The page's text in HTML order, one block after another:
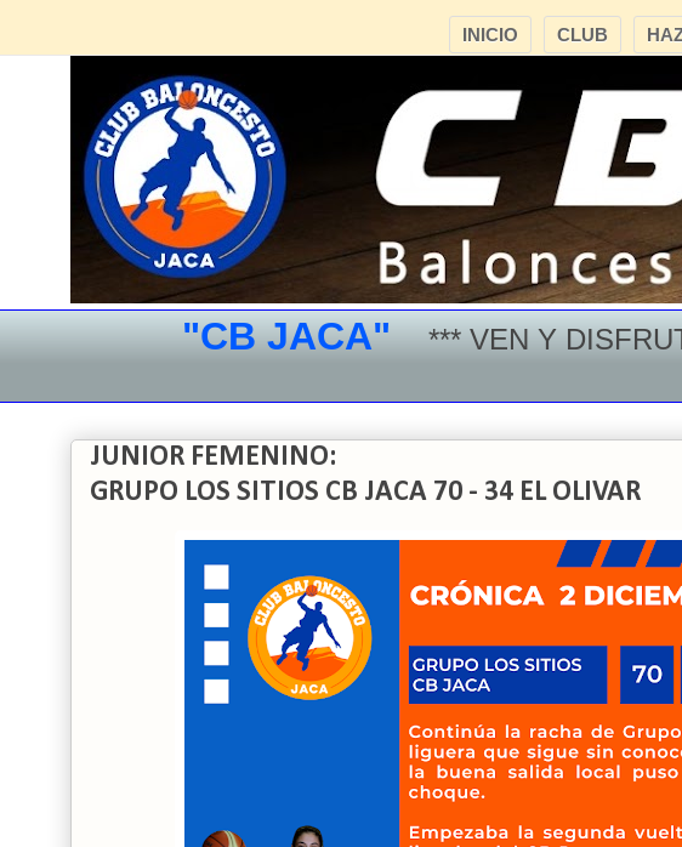
CLUB
INICIO
"CB JACA" *** VEN Y DISFRUTA
JUNIOR FEMENINO:
GRUPO LOS SITIOS CB JACA 70 - 34 EL OLIVAR